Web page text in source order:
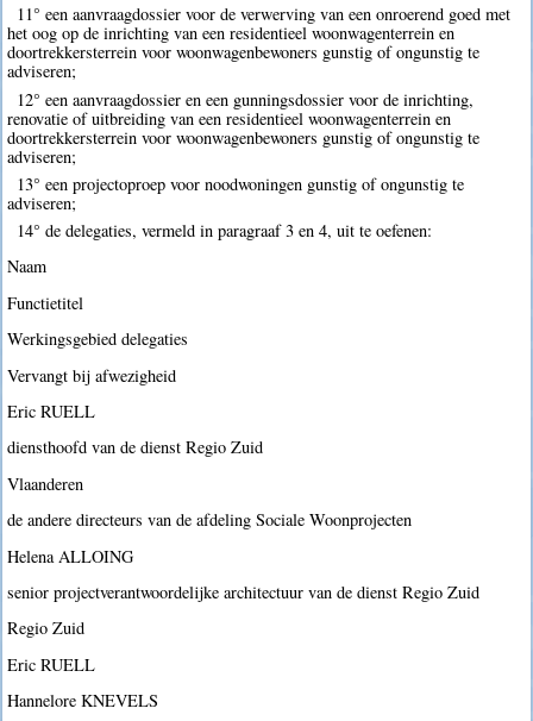
11° een aanvraagdossier voor de verwerving van een onroerend goed met
het oog op de inrichting van een residentieel woonwagenterrein en
doortrekkersterrein voor woonwagenbewoners gunstig of ongunstig te
adviseren;
12° een aanvraagdossier en een gunningsdossier voor de inrichting,
renovatie of uitbreiding van een residentieel woonwagenterrein en
doortrekkersterrein voor woonwagenbewoners gunstig of ongunstig te
adviseren;
13° een projectoproep voor noodwoningen gunstig of ongunstig te
adviseren;
14° de delegaties, vermeld in paragraaf 3 en 4, uit te oefenen:
Naam
Functietitel
Werkingsgebied delegaties
Vervangt bij afwezigheid
Eric RUELL
diensthoofd van de dienst Regio Zuid
Vlaanderen
de andere directeurs van de afdeling Sociale Woonprojecten
Helena ALLOING
senior projectverantwoordelijke architectuur van de dienst Regio Zuid
Regio Zuid
Eric RUELL
Hannelore KNEVELS